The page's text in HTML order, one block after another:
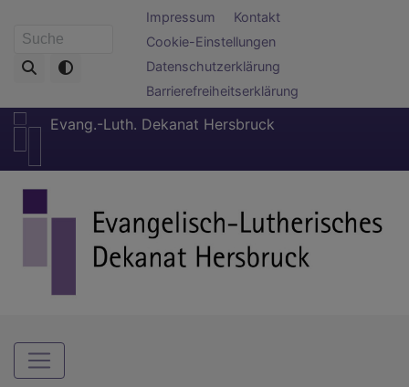
zum
Suche
Fußbereichsmenü
Impressum
Kontakt
Cookie-Einstellungen
Datenschutzerklärung
Barrierefreiheitserklärung
Evang.-Luth. Dekanat Hersbruck
Hauptnavigation